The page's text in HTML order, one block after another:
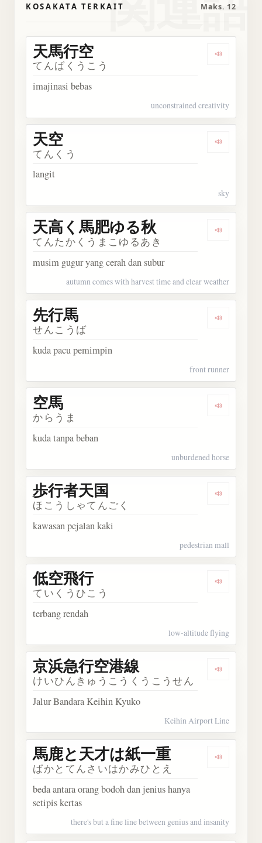
KOSAKATA TERKAIT Maks. 12
天馬行空
てんばくうこう
imajinasi bebas
unconstrained creativity
天空
てんくう
langit
sky
天高く馬肥ゆる秋
てんたかくうまこゆるあき
musim gugur yang cerah dan subur
autumn comes with harvest time and clear weather
先行馬
せんこうば
kuda pacu pemimpin
front runner
Dengarkan
空馬
からうま
kuda tanpa beban
unburdened horse
歩行者天国
ほこうしゃてんごく
kawasan pejalan kaki
pedestrian mall
低空飛行
ていくうひこう
terbang rendah
low-altitude flying
京浜急行空港線
けいひんきゅうこうくうこうせん
Jalur Bandara Keihin Kyuko
Keihin Airport Line
馬鹿と天才は紙一重
ばかとてんさいはかみひとえ
beda antara orang bodoh dan jenius hanya
setipis kertas
there's but a fine line between genius and insanity